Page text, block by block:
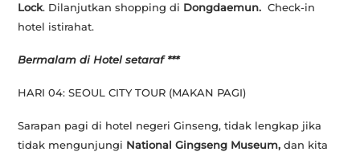
Lock. Dilanjutkan shopping di Dongdaemun.Check-in
hotel istirahat.
Bermalam di Hotel setaraf ***
HARI 04: SEOUL CITY TOUR (MAKAN PAGI)
Sarapan pagi di hotel negeri Ginseng, tidak lengkap jika
tidak mengunjungi National Gingseng Museum,dan kita